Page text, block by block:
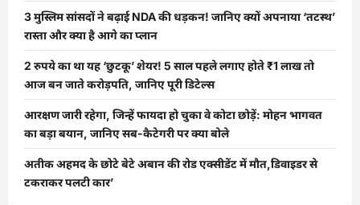
3 मुस्लिम सांसदों ने बढ़ाई NDA की धड़कन! जानिए क्यों अपनाया ‘तटस्थ’
रास्ता और क्या है आगे का प्लान
2 रुपये का था यह ‘छुटकू’ शेयर! 5 साल पहले लगाए होते ₹1 लाख तो
आज बन जाते करोड़पति, जानिए पूरी डिटेल्स
आरक्षण जारी रहेगा, जिन्हें फायदा हो चुका वे कोटा छोड़ें: मोहन भागवत
का बड़ा बयान, जानिए सब-कैटेगरी पर क्या बोले
अतीक अहमद के छोटे बेटे अबान की रोड एक्सीडेंट में मौत,डिवाइडर से
टकराकर पलटी कार’